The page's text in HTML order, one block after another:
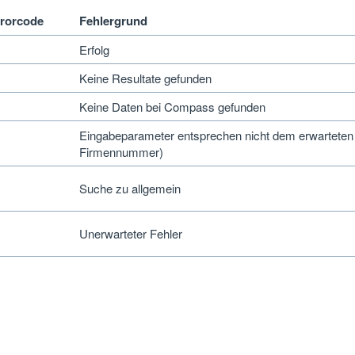
Fehlergrund
Erfolg
Keine Resultate gefunden
Keine Daten bei Compass gefunden
Eingabeparameter entsprechen nicht dem
Firmennummer)
Suche zu allgemein
Unerwarteter Fehler